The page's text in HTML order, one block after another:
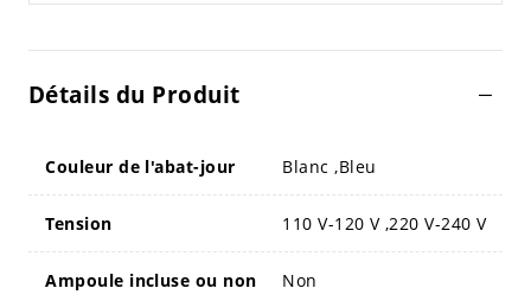
Détails du Produit
Couleur de l'abat-jour Blanc ,Bleu
Tension 110 V-120 V ,220 V-240 V
Ampoule incluse ou non Non